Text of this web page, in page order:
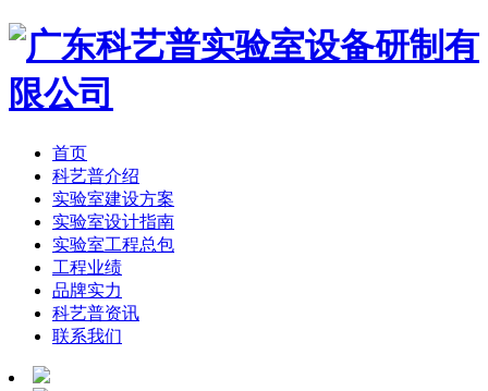
首页
科艺普介绍
实验室建设方案
实验室设计指南
实验室工程总包
工程业绩
品牌实力
科艺普资讯
联系我们